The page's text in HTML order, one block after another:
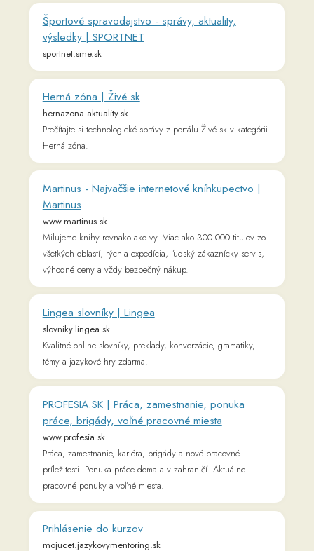
Prihlásenie do kurzov
mojucet.jazykovymentoring.sk
Free eBooks | Project Gutenberg
www.gutenberg.org
Šport.sk - športové spravodajstvo, aktuálne
správy a výsledky | Šport.sk
Šport.sk - aktuálne športové spravodajstvo, komentáre, live
výsledky, prenosy a tabuľky zo sveta športu. Najnovšie
športové správy z celého sveta.
TED: Ideas change everything
www.ted.com
TED Talks are influential videos from expert speakers on
subtitles in 100+ languages. Ideas free to stream and
download.
Prekladač Google
translate.google.sk
okamžite prekladá slová, frázy a webové stránky medzi
angličtinou a viac ako 100 ďalšími jazykmi.
Connect with us
𝕏